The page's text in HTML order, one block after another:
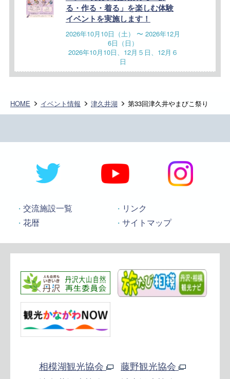
る・作る・着る」を楽しむ体験
イベントを実施します！
2026年10月10日（土） 〜 2026年12月
6日（日）
2026年10月10日、12月５日、12月６
日
HOME イベント情報 津久井湖 第33回津久井やまびこ祭り
交流施設一覧
リンク
花暦
サイトマップ
相模湖観光協会
藤野観光協会